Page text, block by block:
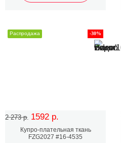
2 273 р. 1592 р.
-30%
Распродажа
Купро-плательная ткань
FZG2027 #16-4535